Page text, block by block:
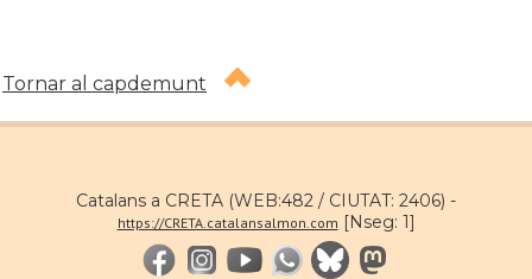
Tornar al capdemunt
Catalans a CRETA (WEB:482 / CIUTAT: 2406) -
https://CRETA.catalansalmon.com [Nseg: 1]